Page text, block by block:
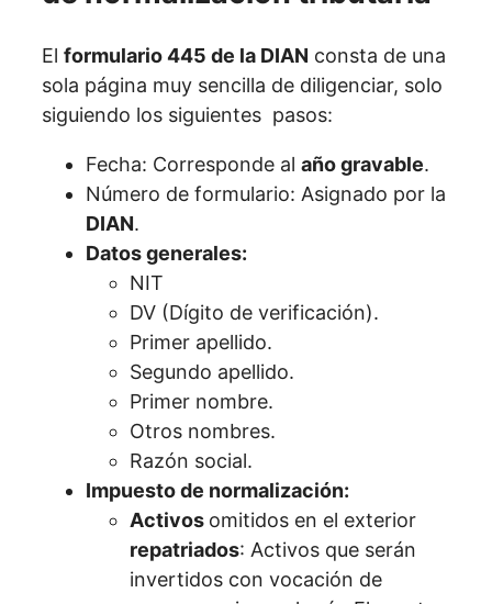
El formulario 445 de la DIAN consta de una
sola página muy sencilla de diligenciar, solo
siguiendo los siguientes pasos:
Fecha: Corresponde al año gravable.
Número de formulario: Asignado por la
DIAN.
Datos generales:
NIT
DV (Dígito de verificación).
Primer apellido.
Segundo apellido.
Primer nombre.
Otros nombres.
Razón social.
Impuesto de normalización:
Activos omitidos en el exterior
repatriados: Activos que serán
invertidos con vocación de